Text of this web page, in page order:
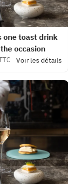
one toast drink
occasion
Voir les détails